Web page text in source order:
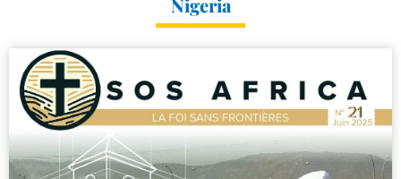
Nigeria